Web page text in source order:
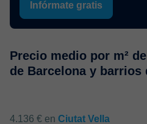
Infórmate gratis
Precio medio por m²
de Barcelona y barrios
4.136 € en Ciutat Vella